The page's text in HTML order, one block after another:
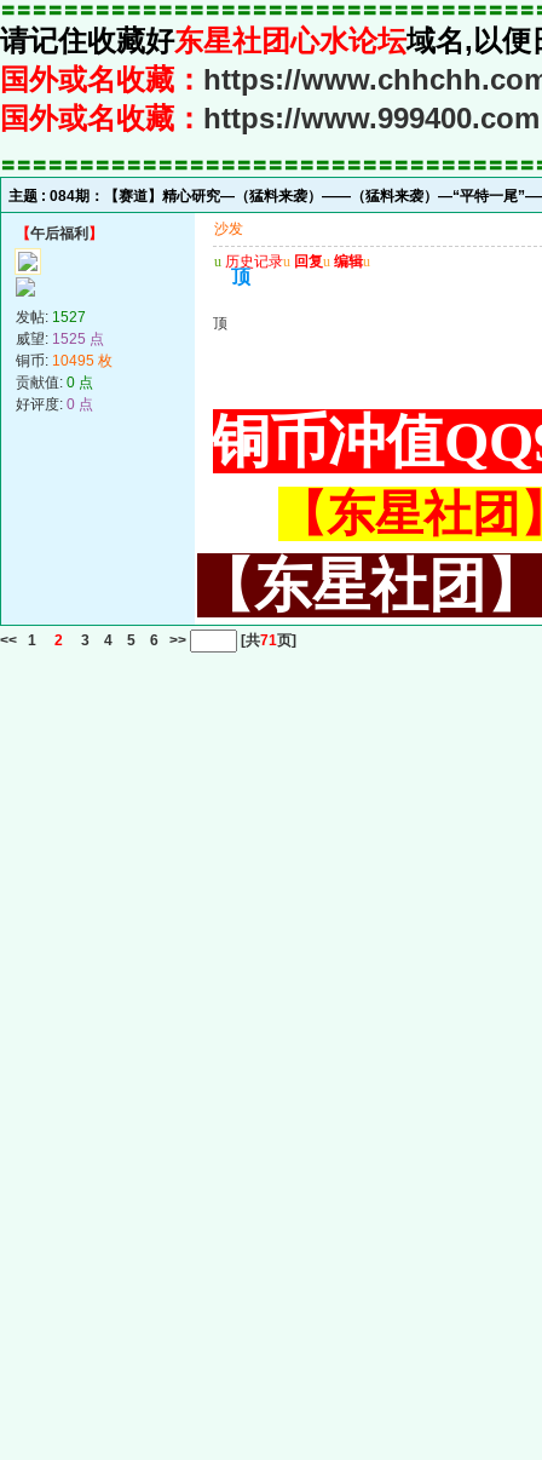
〓〓〓〓〓〓〓〓〓〓〓〓〓〓〓〓〓〓〓〓〓〓〓〓〓〓〓〓〓〓〓〓〓〓
请记住收藏好东星社团心水论坛域名,以便
国外或名收藏： https://
国外或名收藏： https://www.999400.com
〓〓〓〓〓〓〓〓〓〓〓〓〓〓〓〓〓〓〓〓〓〓〓〓〓〓〓〓〓〓〓〓〓〓
主题 : 084期：【赛道】精心研究—（猛料来袭）——（猛料来袭）—“平特一尾
【午后福利 】
发帖: 1527
威望: 1525 点
铜币: 10495 枚
贡献值: 0 点
好评度: 0 点
沙发
u 历史记录u 回复u 编辑u
顶
顶
铜币冲值
【东星社
【东星社团
<< 1 2 3 4 5 6 >> [共71页]